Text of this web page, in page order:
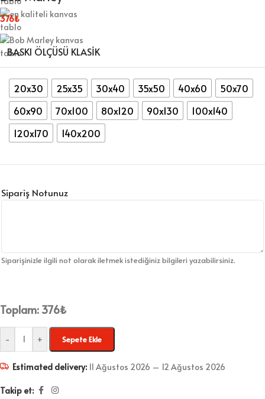
376₺
BASKI ÖLÇÜSÜ KLASIK
20x30 25x35 30x40 35x50 40x60
50x70
60x90
70x100 80x120 90x130
100x140
120x170
140x200
Sipariş Notunuz
Siparişinizle ilgili not olarak iletmek istediğiniz bilgileri yazabilirsiniz.
Toplam: 376₺
- + Sepete Ekle
Estimated delivery: 11 Ağustos 2026 – 12 Ağustos 2026
Takip et: